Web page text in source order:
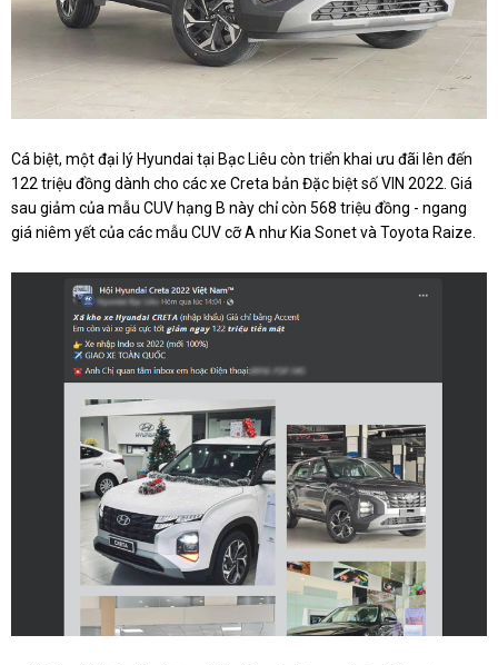
Cá biệt, một đại lý Hyundai tại Bạc Liêu còn triển khai ưu đãi lên đến
122 triệu đồng dành cho các xe Creta bản Đặc biệt số VIN 2022. Giá
sau giảm của mẫu CUV hạng B này chỉ còn 568 triệu đồng - ngang
giá niêm yết của các mẫu CUV cỡ A như Kia Sonet và Toyota Raize.